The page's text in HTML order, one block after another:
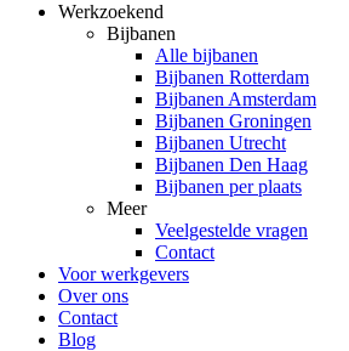
Werkzoekend
Bijbanen
Alle bijbanen
Bijbanen Rotterdam
Bijbanen Amsterdam
Bijbanen Groningen
Bijbanen Utrecht
Bijbanen Den Haag
Bijbanen per plaats
Meer
Veelgestelde vragen
Contact
Voor werkgevers
Over ons
Contact
Blog